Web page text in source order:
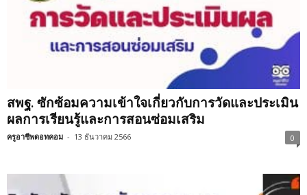
สพฐ. ซักซ้อมความเข้าใจเกี่ยวกับการวัดและประเมิน
ผลการเรียนรู้และการสอนซ่อมเสริม
ครูอาชีพดอทคอม - 13 ธันวาคม 2566 0